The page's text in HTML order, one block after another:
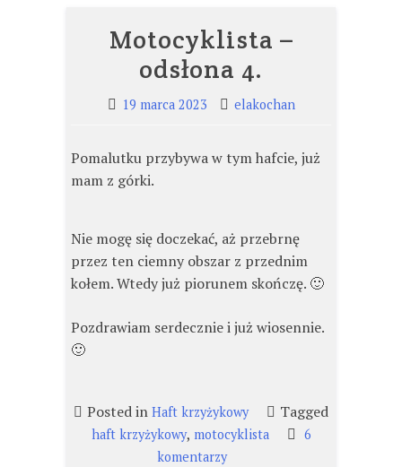
Motocyklista –
odsłona 4.
19 marca 2023 elakochan
Pomalutku przybywa w tym hafcie, już
mam z górki.
Nie mogę się doczekać, aż przebrnę
przez ten ciemny obszar z przednim
kołem. Wtedy już piorunem skończę. 🙂
Pozdrawiam serdecznie i już wiosennie.
🙂
Posted in Haft krzyżykowy Tagged
haft krzyżykowy, motocyklista
6
komentarzydo